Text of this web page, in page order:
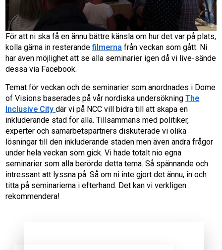
För att ni ska få en ännu bättre känsla om hur det var på plats,
kolla gärna in resterandefilmerna från veckan som gått. Ni
har även möjlighet att se alla seminarier igen då vi live-sände
dessa via Facebook.
Temat för veckan och de seminarier som anordnades i Dome
of Visions baserades på vår nordiska undersökningThe
Inclusive Citydär vi på NCC vill bidra till att skapa en
inkluderande stad för alla. Tillsammans med politiker,
experter och samarbetspartners diskuterade vi olika
lösningar till den inkluderande staden men även andra frågor
under hela veckan som gick. Vi hade totalt nio egna
seminarier som alla berörde detta tema. Så spännande och
intressant att lyssna på. Så om ni inte gjort det ännu, in och
titta på seminarierna i efterhand. Det kan vi verkligen
rekommendera!